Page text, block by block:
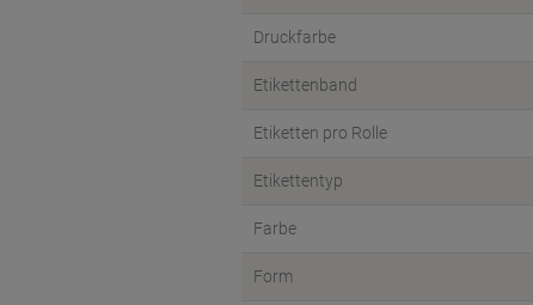
Druckfarbe
Etikettenband
Etiketten pro Rolle
Etikettentyp
Farbe
Form